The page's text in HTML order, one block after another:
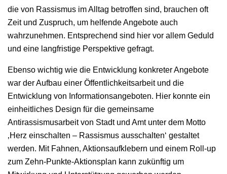
die von Rassismus im Alltag betroffen sind, brauchen oft
Zeit und Zuspruch, um helfende Angebote auch
wahrzunehmen. Entsprechend sind hier vor allem Geduld
und eine langfristige Perspektive gefragt.
Ebenso wichtig wie die Entwicklung konkreter Angebote
war der Aufbau einer Öffentlichkeitsarbeit und die
Entwicklung von Informationsangeboten. Hier konnte ein
einheitliches Design für die gemeinsame
Antirassismusarbeit von Stadt und Amt unter dem Motto
‚Herz einschalten – Rassismus ausschalten‘ gestaltet
werden. Mit Fahnen, Aktionsaufklebern und einem Roll-up
zum Zehn-Punkte-Aktionsplan kann zukünftig um